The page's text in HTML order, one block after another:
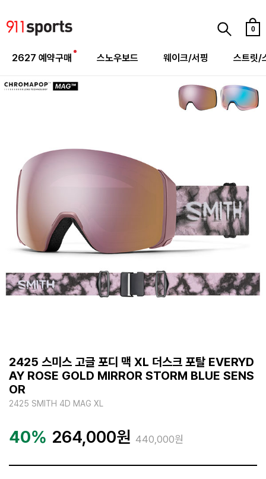
0
2627 예약구매 스노우보드 웨이크/서핑 스트릿/
2425 스미스 고글 포디 맥 XL 더스크 포탈 EVERYD
AY ROSE GOLD MIRROR STORM BLUE SENS
OR
2425 SMITH 4D MAG XL
40% 264,000원 440,000원